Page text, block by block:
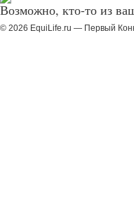
Возможно, кто-то из
© 2026 EquiLife.ru — Первый